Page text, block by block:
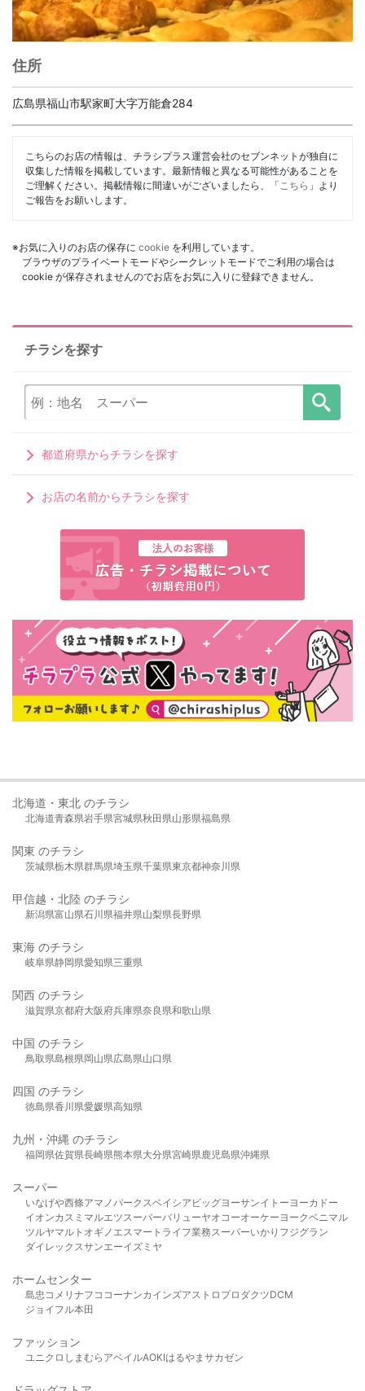
住所
広島県福山市駅家町大字万能倉284
こちらのお店の情報は、チラシプラス運営会社のセブンネットが独自に
収集した情報を掲載しています。最新情報と異なる可能性があることを
ご理解ください。掲載情報に間違いがございましたら、「 こちら 」より
ご報告をお願いします。
※お気に入りのお店の保存に cookie を利用しています。
ブラウザのプライベートモードやシークレットモードでご利用の場合は
cookie が保存されませんのでお店をお気に入りに登録できません。
チラシを探す
都道府県からチラシを探す
お店の名前からチラシを探す
北海道・東北 のチラシ
北海道青森県岩手県宮城県秋田県山形県福島県
関東 のチラシ
茨城県栃木県群馬県埼玉県千葉県東京都神奈川県
甲信越・北陸 のチラシ
新潟県富山県石川県福井県山梨県長野県
東海 のチラシ
岐阜県静岡県愛知県三重県
関西 のチラシ
滋賀県京都府大阪府兵庫県奈良県和歌山県
中国 のチラシ
鳥取県島根県岡山県広島県山口県
四国 のチラシ
徳島県香川県愛媛県高知県
九州・沖縄 のチラシ
福岡県佐賀県長崎県熊本県大分県宮崎県鹿児島県沖縄県
スーパー
いなげや西條アマノパークスベイシア ビッグヨーサンイトーヨーカドー
イオンカスミ マルエツスーパーバリューヤオコーオーケー ヨークベニマル
ツルヤマルト オギノ エスマート ライフ業務スーパーいかり フジグラン
ダイレックスサンエーイズミヤ
ホームセンター
島忠 コメリ ナフコ コーナンカインズアストロプロダクツDCM
ジョイフル本田
ファッション
ユニクロ しまむら アベイルAOKIはるやま サカゼン